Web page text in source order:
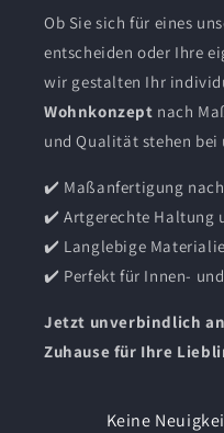
Ob Sie sich für eines
entscheiden oder Ihre
wir gestalten Ihr
Wohnkonzept nach
und Qualität stehen bei
✔️ Maßanfertigung
✔️ Artgerechte Haltung
✔️ Langlebige
✔️ Perfekt für Innen-
Jetzt unverbindlich
Zuhause für Ihre
Keine